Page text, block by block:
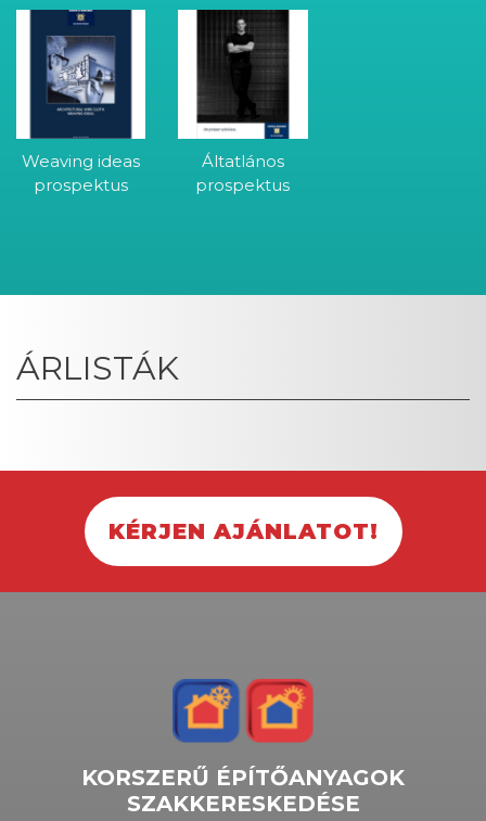
Weaving ideas
prospektus
Áltatlános
prospektus
ÁRLISTÁK
KÉRJEN AJÁNLATOT!
KORSZERŰ ÉPÍTŐANYAGOK
SZAKKERESKEDÉSE